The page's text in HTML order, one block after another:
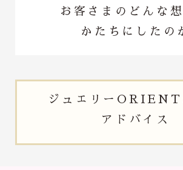
お客さまのどんな
かたちにしたの
ジュエリー ORIENT
アドバイス